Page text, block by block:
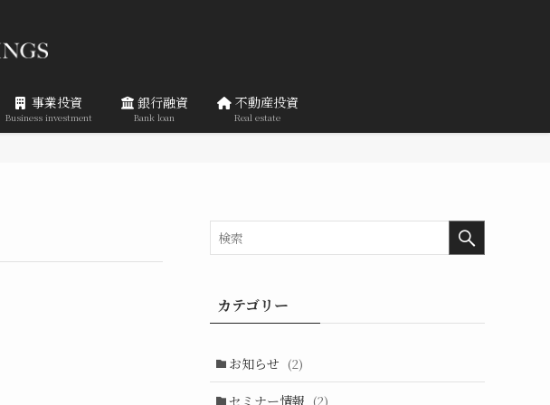
事業投資
Business investment
銀行融資
Bank loan
不動産投資
Real estate
カテゴリー
お知らせ (2)
セミナー情報 (2)